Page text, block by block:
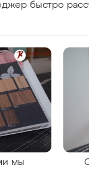
быстро
мы